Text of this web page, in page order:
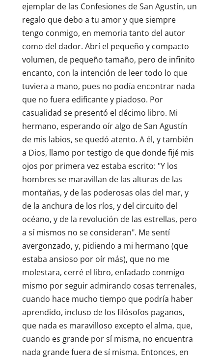
ejemplar de las Confesiones de San Agustín, un
regalo que debo a tu amor y que siempre
tengo conmigo, en memoria tanto del autor
como del dador. Abrí el pequeño y compacto
volumen, de pequeño tamaño, pero de infinito
encanto, con la intención de leer todo lo que
tuviera a mano, pues no podía encontrar nada
que no fuera edificante y piadoso. Por
casualidad se presentó el décimo libro. Mi
hermano, esperando oír algo de San Agustín
de mis labios, se quedó atento. A él, y también
a Dios, llamo por testigo de que donde fijé mis
ojos por primera vez estaba escrito: "Y los
hombres se maravillan de las alturas de las
montañas, y de las poderosas olas del mar, y
de la anchura de los ríos, y del circuito del
océano, y de la revolución de las estrellas, pero
a sí mismos no se consideran". Me sentí
avergonzado, y, pidiendo a mi hermano (que
estaba ansioso por oír más), que no me
molestara, cerré el libro, enfadado conmigo
mismo por seguir admirando cosas terrenales,
cuando hace mucho tiempo que podría haber
aprendido, incluso de los filósofos paganos,
que nada es maravilloso excepto el alma, que,
cuando es grande por sí misma, no encuentra
nada grande fuera de sí misma. Entonces, en